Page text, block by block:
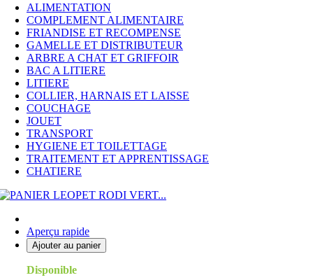
ALIMENTATION
COMPLEMENT ALIMENTAIRE
FRIANDISE ET RECOMPENSE
GAMELLE ET DISTRIBUTEUR
ARBRE A CHAT ET GRIFFOIR
BAC A LITIERE
LITIERE
COLLIER, HARNAIS ET LAISSE
COUCHAGE
JOUET
TRANSPORT
HYGIENE ET TOILETTAGE
TRAITEMENT ET APPRENTISSAGE
CHATIERE
Aperçu rapide
Ajouter au panier
Disponible